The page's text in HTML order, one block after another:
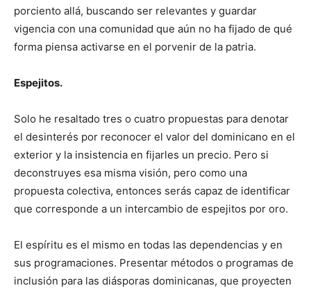
porciento allá, buscando ser relevantes y guardar
vigencia con una comunidad que aún no ha fijado de qué
forma piensa activarse en el porvenir de la patria.
Espejitos.
Solo he resaltado tres o cuatro propuestas para denotar
el desinterés por reconocer el valor del dominicano en el
exterior y la insistencia en fijarles un precio. Pero si
deconstruyes esa misma visión, pero como una
propuesta colectiva, entonces serás capaz de identificar
que corresponde a un intercambio de espejitos por oro.
El espíritu es el mismo en todas las dependencias y en
sus programaciones. Presentar métodos o programas de
inclusión para las diásporas dominicanas, que proyecten